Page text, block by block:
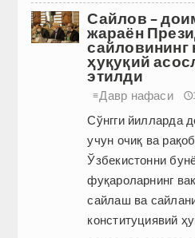
Сайлов –
жараён
сайловининг
ҳуқуқий
этилди
≡Давр нафаси
Сўнгги йилларда
учун очиқ ва
Ўзбекистонни
фуқароларнинг
сайлаш ва
конституциявий